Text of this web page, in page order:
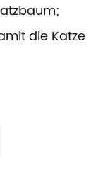
die Katze